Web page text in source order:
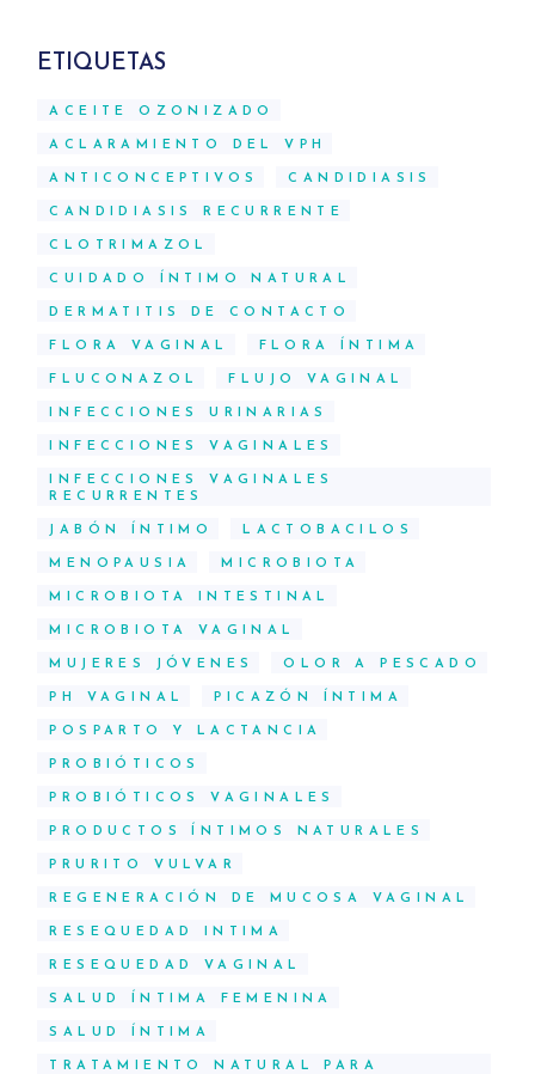
ETIQUETAS
ACEITE OZONIZADO
ACLARAMIENTO DEL VPH
ANTICONCEPTIVOS CANDIDIASIS
CANDIDIASIS RECURRENTE
CLOTRIMAZOL
CUIDADO ÍNTIMO NATURAL
DERMATITIS DE CONTACTO
FLORA VAGINAL FLORA ÍNTIMA
FLUCONAZOL FLUJO VAGINAL
INFECCIONES URINARIAS
INFECCIONES VAGINALES
INFECCIONES VAGINALES
RECURRENTES
JABÓN ÍNTIMO LACTOBACILOS
MENOPAUSIA MICROBIOTA
MICROBIOTA INTESTINAL
MICROBIOTA VAGINAL
MUJERES JÓVENES OLOR A PESCADO
PH VAGINAL PICAZÓN ÍNTIMA
POSPARTO Y LACTANCIA
PROBIÓTICOS
PROBIÓTICOS VAGINALES
PRODUCTOS ÍNTIMOS NATURALES
PRURITO VULVAR
REGENERACIÓN DE MUCOSA VAGINAL
RESEQUEDAD INTIMA
RESEQUEDAD VAGINAL
SALUD ÍNTIMA FEMENINA
SALUD ÍNTIMA
TRATAMIENTO NATURAL PARA